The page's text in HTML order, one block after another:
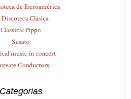
de Iberoamérica
Clásica
Classical Pippo
Susato
music in concert
Conductors
Categorias